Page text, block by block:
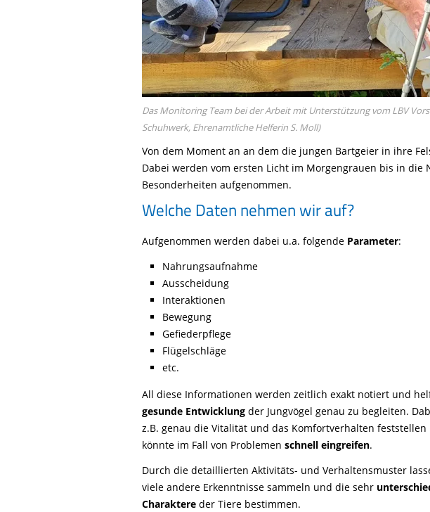
Das Monitoring Team bei der Arbeit mit Unterstützung vom LBV
Schuhwerk, Ehrenamtliche Helferin S. Moll)
Von dem Moment an an dem die jungen Bartgeier in ihre
Dabei werden vom ersten Licht im Morgengrauen bis in die
Besonderheiten aufgenommen.
Welche Daten nehmen wir auf?
Aufgenommen werden dabei u.a. folgende Parameter:
Nahrungsaufnahme
Ausscheidung
Interaktionen
Bewegung
Gefiederpflege
Flügelschläge
etc.
All diese Informationen werden zeitlich exakt notiert und
gesunde Entwicklung der Jungvögel genau zu begleiten.
z.B. genau die Vitalität und das Komfortverhalten feststellen
könnte im Fall von Problemen schnell eingreifen.
Durch die detaillierten Aktivitäts- und Verhaltensmuster
viele andere Erkenntnisse sammeln und die sehr
Charaktere der Tiere bestimmen.